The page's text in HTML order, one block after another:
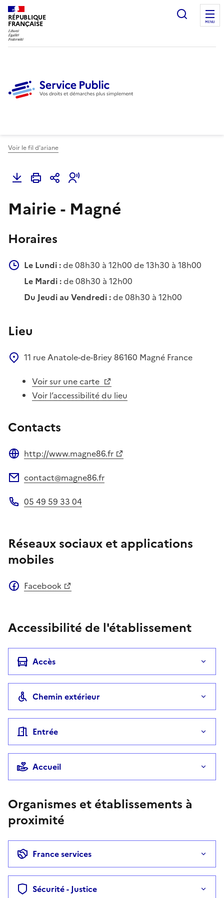
RÉPUBLIQUE
FRANÇAISE
Ouvrir
MENU
Voir le fil d'ariane
Mairie - Magné
Horaires
Le Lundi :de 08h30 à 12h00 de 13h30 à 18h00
Le Mardi :de 08h30 à 12h00
Du Jeudi au Vendredi :de 08h30 à 12h00
Lieu
11 rue Anatole-de-Briey86160 Magné France
Voir sur une carte
Voir l’accessibilité du lieu
Contacts
http://www.magne86.fr
contact@magne86.fr
05 49 59 33 04
Réseaux sociaux et applications
mobiles
Facebook
Accessibilité de l'établissement
Accès
Chemin extérieur
Entrée
Accueil
Organismes et établissements à
proximité
France services
Sécurité - Justice